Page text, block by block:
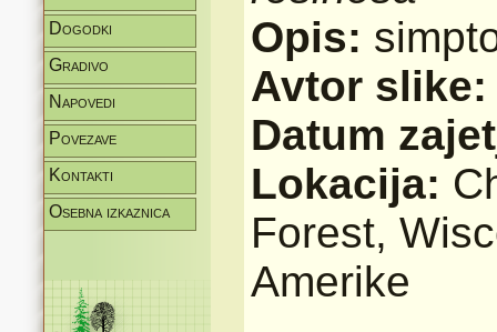
Dogodki
Gradivo
Napovedi
Povezave
Kontakti
Osebna izkaznica
Opis:
Avtor
Datum
Lokacija:
Forest,
Amerike